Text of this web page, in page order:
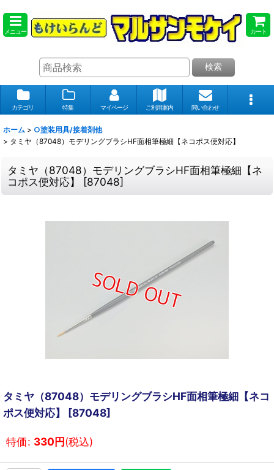
メニュー カート
検索
カテゴリ 特集 マイページ ご利用案内 問い合わせ
ホーム > ○塗装用具/接着剤他
> タミヤ（87048）モデリングブラシHF面相筆極細【ネコポス便対応】
タミヤ（87048）モデリングブラシHF面相筆極細【ネ
コポス便対応】 [87048]
タミヤ（87048）モデリングブラシHF面相筆極細【ネコ
ポス便対応】 [87048]
特価: 330円(税込)